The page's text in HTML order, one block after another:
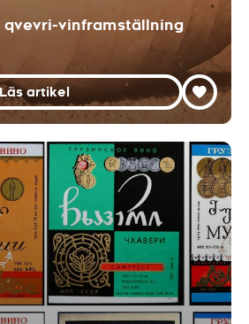
qvevri-vinframställning
artikel